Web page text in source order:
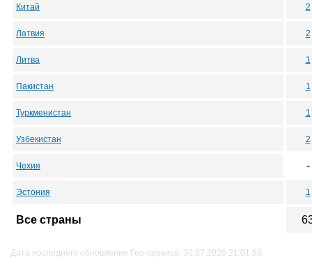
Китай 2
Латвия 2
Литва 1
Пакистан 1
Туркменистан 1
Узбекистан 2
Чехия -
Эстония 1
Все страны
Дата последнего обновления Гео-сервиса: 30.07.2026 21:01:53